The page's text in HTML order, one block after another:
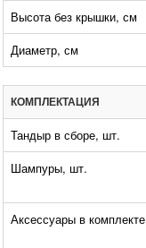
Высота без крышки, см
Диаметр, см
КОМПЛЕКТАЦИЯ
Тандыр в сборе, шт.
Шампуры, шт.
Аксессуары в комплекте